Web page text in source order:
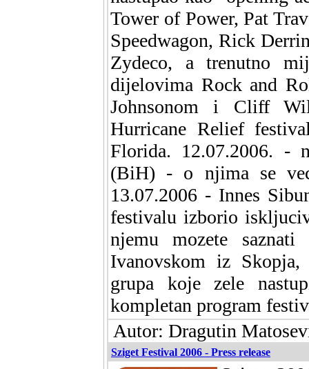
Tower of Power, Pat
Speedwagon, Rick
Zydeco, a trenutno
dijelovima Rock and
Johnsonom i Cliff
Hurricane Relief
Florida. 12.07.2006. -
(BiH) - o njima se
13.07.2006 - Innes
festivalu izborio
njemu mozete
Ivanovskom iz
grupa koje zele
kompletan program
Autor: Dragutin
Sziget Festival 2006 - Press release